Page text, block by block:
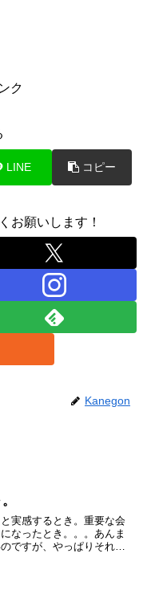
ク
LINE コピー
お願いします！
Kanegon
実感するとき。重要な会
なったとき。。。あんま
ですが、やっぱりそれ相